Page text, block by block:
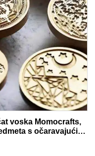
voska Momocrafts,
s očaravajućim